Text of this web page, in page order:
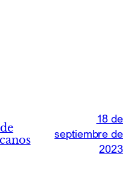
18 de
septiembre de
2023